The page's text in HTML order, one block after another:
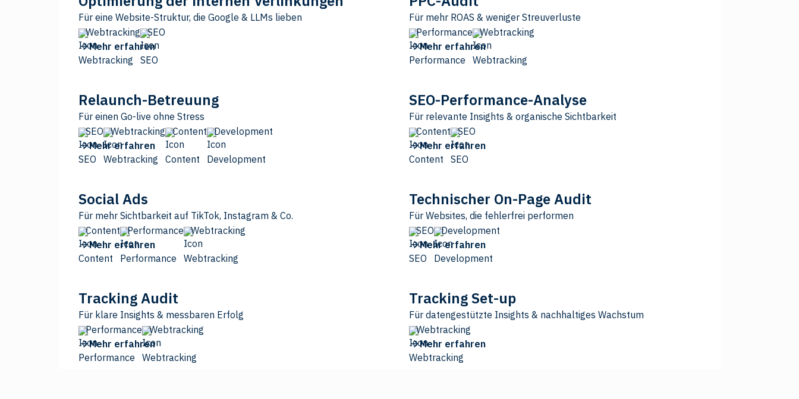
Für eine Website-Struktur, die Google & LLMs lieben
Webtracking
SEO
Mehr erfahren
Für mehr ROAS & weniger Streuverluste
Performance
Webtracking
Mehr erfahren
Relaunch-Betreuung
Für einen Go-live ohne Stress
SEO
Webtracking Content
Development
Mehr erfahren
SEO-Performance-Analyse
Für relevante Insights & organische Sichtbarkeit
Content
SEO
Mehr erfahren
Social Ads
Für mehr Sichtbarkeit auf TikTok, Instagram & Co.
Content
Performance
Webtracking
Mehr erfahren
Technischer On-Page Audit
Für Websites, die fehlerfrei performen
SEO
Development
Mehr erfahren
Tracking Audit
Für klare Insights & messbaren Erfolg
Performance
Webtracking
Mehr erfahren
Tracking Set-up
Für datengestützte Insights & nachhaltiges Wachstum
Webtracking
Mehr erfahren